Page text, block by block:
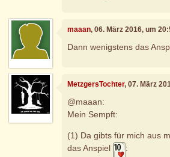
maaan, 06. März 2016, um
Dann wenigstens das
MetzgersTochter, 07. März
@maaan:
Mein Sempft:
(1) Da gibts für mich aus
das Anspiel
: